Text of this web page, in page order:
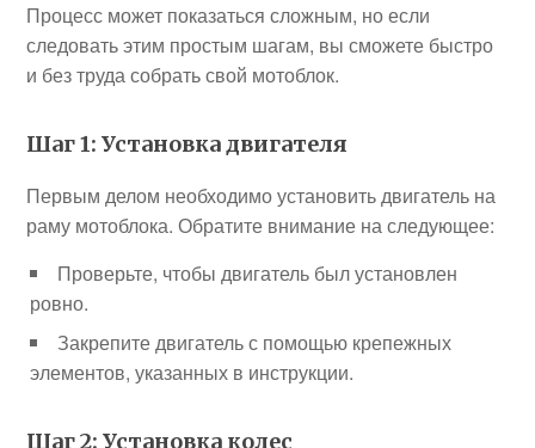
Процесс может показаться сложным, но если
следовать этим простым шагам, вы сможете быстро
и без труда собрать свой мотоблок.
Шаг 1: Установка двигателя
Первым делом необходимо установить двигатель на
раму мотоблока. Обратите внимание на следующее:
Проверьте, чтобы двигатель был установлен
ровно.
Закрепите двигатель с помощью крепежных
элементов, указанных в инструкции.
Шаг 2: Установка колес